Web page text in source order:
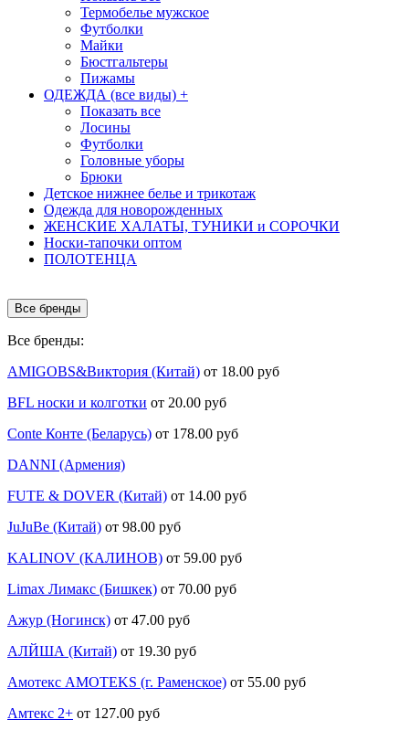
Термобелье мужское
Футболки
Майки
Бюстгальтеры
Пижамы
ОДЕЖДА (все виды) +
Показать все
Лосины
Футболки
Головные уборы
Брюки
Детское нижнее белье и трикотаж
Одежда для новорожденных
ЖЕНСКИЕ ХАЛАТЫ, ТУНИКИ и СОРОЧКИ
Носки-тапочки оптом
ПОЛОТЕНЦА
Все бренды
Все бренды:
AMIGOBS&Виктория (Китай) от 18.00 руб
BFL носки и колготки от 20.00 руб
Conte Конте (Беларусь) от 178.00 руб
DANNI (Армения)
FUTE & DOVER (Китай) от 14.00 руб
JuJuBe (Китай) от 98.00 руб
KALINOV (КАЛИНОВ) от 59.00 руб
Limax Лимакс (Бишкек) от 70.00 руб
Ажур (Ногинск) от 47.00 руб
АЛЙША (Китай) от 19.30 руб
Амотекс AMOTEKS (г. Раменское) от 55.00 руб
Амтекс 2+ от 127.00 руб